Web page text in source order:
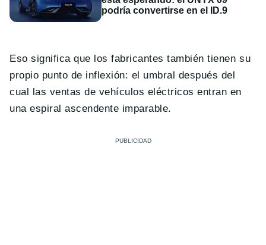
podría convertirse en el ID.9
Eso significa que los fabricantes también tienen su
propio punto de inflexión: el umbral después del
cual las ventas de vehículos eléctricos entran en
una espiral ascendente imparable.